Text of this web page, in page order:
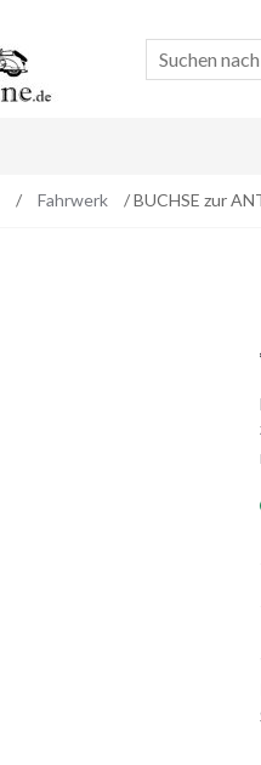
/ Fahrwerk / BUCHSE zur